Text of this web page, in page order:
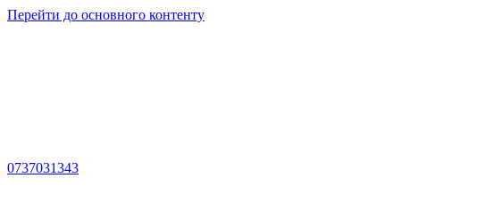
Перейти до основного контенту
0737031343